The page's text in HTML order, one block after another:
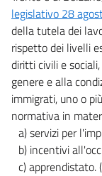
legislativo 28
della tutela dei
rispetto dei livelli
diritti civili e
genere e alla
immigrati, uno o
normativa in
a) servizi per
b) incentivi
c) apprendistato.